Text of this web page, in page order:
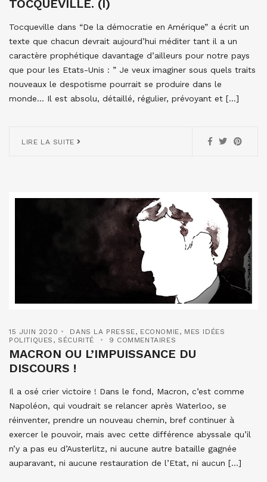
TOCQUEVILLE. (I)
Tocqueville dans “De la démocratie en Amérique” a écrit un
texte que chacun devrait aujourd’hui méditer tant il a un
caractère prophétique davantage d’ailleurs pour notre pays
que pour les Etats-Unis : ” Je veux imaginer sous quels traits
nouveaux le despotisme pourrait se produire dans le
monde… Il est absolu, détaillé, régulier, prévoyant et […]
LIRE LA SUITE
15 JUIN 2020 DANS LA PRESSE, ECONOMIE, MES IDÉES
POLITIQUES , SÉCURITÉ 9 COMMENTAIRES
MACRON OU L’IMPUISSANCE DU
DISCOURS !
Il a osé crier victoire ! Dans le fond, Macron, c’est comme
Napoléon, qui voudrait se relancer après Waterloo, se
réinventer, prendre un nouveau chemin, bref continuer à
exercer le pouvoir, mais avec cette différence abyssale qu’il
n’y a pas eu d’Austerlitz, ni aucune autre bataille gagnée
auparavant, ni aucune restauration de l’Etat, ni aucun […]